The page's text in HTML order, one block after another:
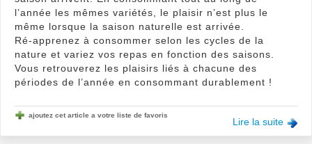
l’année les mêmes variétés, le plaisir n’est plus le
même lorsque la saison naturelle est arrivée.
Ré-apprenez à consommer selon les cycles de la
nature et variez vos repas en fonction des saisons.
Vous retrouverez les plaisirs liés à chacune des
périodes de l’année en consommant durablement !
Lire la suite
ajoutez cet article a votre liste de favoris